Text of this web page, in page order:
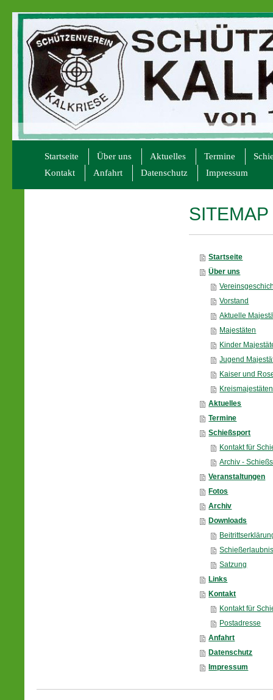
Startseite Über uns Aktuelles Termine
Kontakt
Anfahrt Datenschutz Impressum
SITEMAP
Startseite
Über uns
Vorstand
Aktuelle
Majestäten
Kinder
Jugend
Kaiser und
Kreismajestäten
Aktuelles
Termine
Schießsport
Kontakt für
Archiv -
Veranstaltungen
Fotos
Archiv
Downloads
Satzung
Links
Kontakt
Kontakt für
Postadresse
Anfahrt
Datenschutz
Impressum